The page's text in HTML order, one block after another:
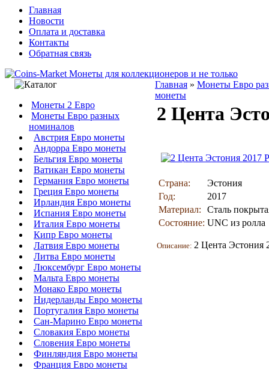
Главная
Новости
Оплата и доставка
Контакты
Обратная связь
Монеты 2 Евро
Монеты Евро разных
номиналов
Австрия Евро монеты
Андорра Евро монеты
Бельгия Евро монеты
Ватикан Евро монеты
Германия Евро монеты
Греция Евро монеты
Ирландия Евро монеты
Испания Евро монеты
Италия Евро монеты
Кипр Евро монеты
Латвия Евро монеты
Литва Евро монеты
Люксембург Евро монеты
Мальта Евро монеты
Монако Евро монеты
Нидерланды Евро монеты
Португалия Евро монеты
Сан-Марино Евро монеты
Словакия Евро монеты
Словения Евро монеты
Финляндия Евро монеты
Франция Евро монеты
Главная » Монеты Евро
монеты
2 Цента
Страна:
Эстония
Год:
2017
Материал:
Сталь
Состояние: UNC из ролла
Описание: 2 Цента Эстония